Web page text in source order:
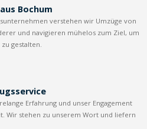
Bochum
verstehen wir Umzüge von
und navigieren mühelos zum Ziel, um
gestalten.
Erfahrung und unser Engagement
Wir stehen zu unserem Wort und liefern